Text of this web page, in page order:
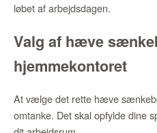
løbet af arbejdsdagen.
Valg af hæve
hjemmekontoret
At vælge det rette hæve
omtanke. Det skal opfylde dine